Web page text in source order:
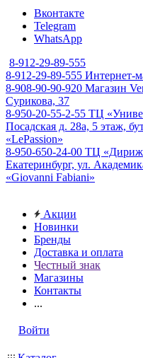
Вконтакте
Telegram
WhatsApp
8-912-29-89-555
8-912-29-89-555 Интернет-
8-908-90-90-920 Магазин
Сурикова, 37
8-950-20-55-2-55 ТЦ
Посадская д. 28а, 5 этаж,
«LePassion»
8-950-650-24-00 ТЦ
Екатеринбург, ул.
«Giovanni Fabiani»
Акции
Новинки
Бренды
Доставка и оплата
Честный знак
Магазины
Контакты
...
Войти